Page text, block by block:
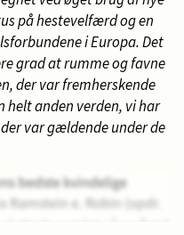
på hestevelfærd og en
i Europa. Det
grad at rumme og favne
der var fremherskende
helt anden verden, vi har
var gældende under de